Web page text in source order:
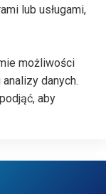
lub usługami,
możliwości
danych.
aby